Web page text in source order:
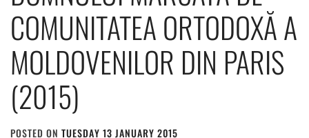
COMUNITATEA ORTODOXĂ A
MOLDOVENILOR DIN PARIS
(2015)
POSTED ON TUESDAY 13 JANUARY 2015